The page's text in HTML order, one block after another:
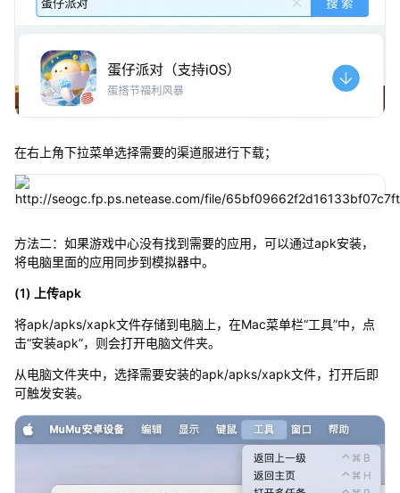
在右上角下拉菜单选择需要的渠道服进行下载；
方法二：如果游戏中心没有找到需要的应用，可以通过apk安装，
将电脑里面的应用同步到模拟器中。
(1) 上传apk
将apk/apks/xapk文件存储到电脑上，在Mac菜单栏“工具”中，点
击“安装apk”，则会打开电脑文件夹。
从电脑文件夹中，选择需要安装的apk/apks/xapk文件，打开后即
可触发安装。